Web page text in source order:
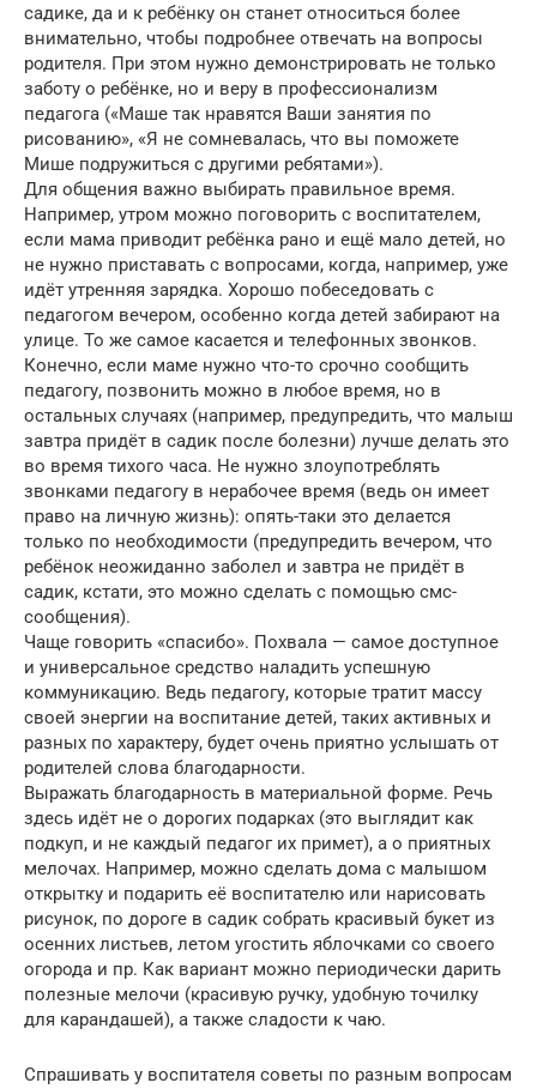
садике, да и к ребёнку он станет относиться более
внимательно, чтобы подробнее отвечать на вопросы
родителя. При этом нужно демонстрировать не только
заботу о ребёнке, но и веру в профессионализм
педагога («Маше так нравятся Ваши занятия по
рисованию», «Я не сомневалась, что вы поможете
Мише подружиться с другими ребятами»).
Для общения важно выбирать правильное время.
Например, утром можно поговорить с воспитателем,
если мама приводит ребёнка рано и ещё мало детей, но
не нужно приставать с вопросами, когда, например, уже
идёт утренняя зарядка. Хорошо побеседовать с
педагогом вечером, особенно когда детей забирают на
улице. То же самое касается и телефонных звонков.
Конечно, если маме нужно что-то срочно сообщить
педагогу, позвонить можно в любое время, но в
остальных случаях (например, предупредить, что малыш
завтра придёт в садик после болезни) лучше делать это
во время тихого часа. Не нужно злоупотреблять
звонками педагогу в нерабочее время (ведь он имеет
право на личную жизнь): опять-таки это делается
только по необходимости (предупредить вечером, что
ребёнок неожиданно заболел и завтра не придёт в
садик, кстати, это можно сделать с помощью смс-
сообщения).
Чаще говорить «спасибо». Похвала — самое доступное
и универсальное средство наладить успешную
коммуникацию. Ведь педагогу, которые тратит массу
своей энергии на воспитание детей, таких активных и
разных по характеру, будет очень приятно услышать от
родителей слова благодарности.
Выражать благодарность в материальной форме. Речь
здесь идёт не о дорогих подарках (это выглядит как
подкуп, и не каждый педагог их примет), а о приятных
мелочах. Например, можно сделать дома с малышом
открытку и подарить её воспитателю или нарисовать
рисунок, по дороге в садик собрать красивый букет из
осенних листьев, летом угостить яблочками со своего
огорода и пр. Как вариант можно периодически дарить
полезные мелочи (красивую ручку, удобную точилку
для карандашей), а также сладости к чаю.
Спрашивать у воспитателя советы по разным вопросам